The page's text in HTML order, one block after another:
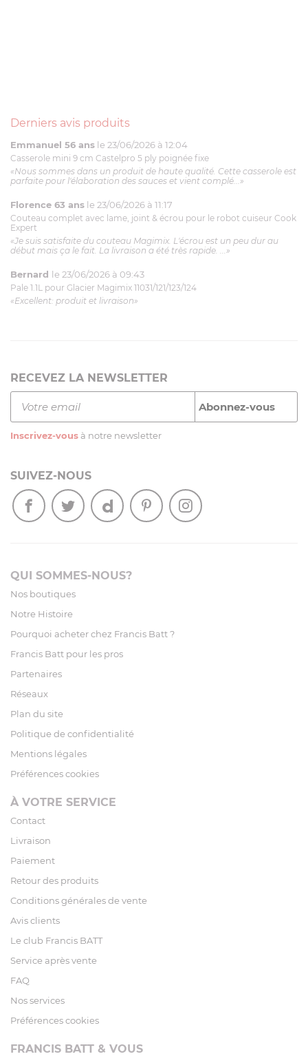
Derniers avis produits
Emmanuel 56 ans le 23/06/2026 à 12:04
Casserole mini 9 cm Castelpro 5 ply poignée fixe
«Nous sommes dans un produit de haute qualité. Cette casserole est
parfaite pour l'élaboration des sauces et vient complé...»
Florence 63 ans le 23/06/2026 à 11:17
Couteau complet avec lame, joint & écrou pour le robot cuiseur Cook
Expert
«Je suis satisfaite du couteau Magimix. L'écrou est un peu dur au
début mais ça le fait. La livraison a été très rapide. ...»
Bernard le 23/06/2026 à 09:43
Pale 1.1L pour Glacier Magimix 11031/121/123/124
«Excellent: produit et livraison»
RECEVEZ LA NEWSLETTER
Inscrivez-vous à notre newsletter
SUIVEZ-NOUS
QUI SOMMES-NOUS?
Nos boutiques
Notre Histoire
Pourquoi acheter chez Francis Batt ?
Francis Batt pour les pros
Partenaires
Réseaux
Plan du site
Politique de confidentialité
Mentions légales
Préférences cookies
À VOTRE SERVICE
Contact
Livraison
Paiement
Retour des produits
Conditions générales de vente
Avis clients
Le club Francis BATT
Service après vente
FAQ
Nos services
Préférences cookies
FRANCIS BATT & VOUS